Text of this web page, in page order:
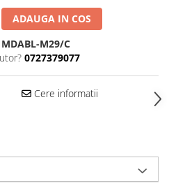
ADAUGA IN COS
MDABL-M29/C
0727379077
Cere informatii